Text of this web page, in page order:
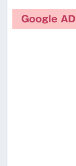
Google AD